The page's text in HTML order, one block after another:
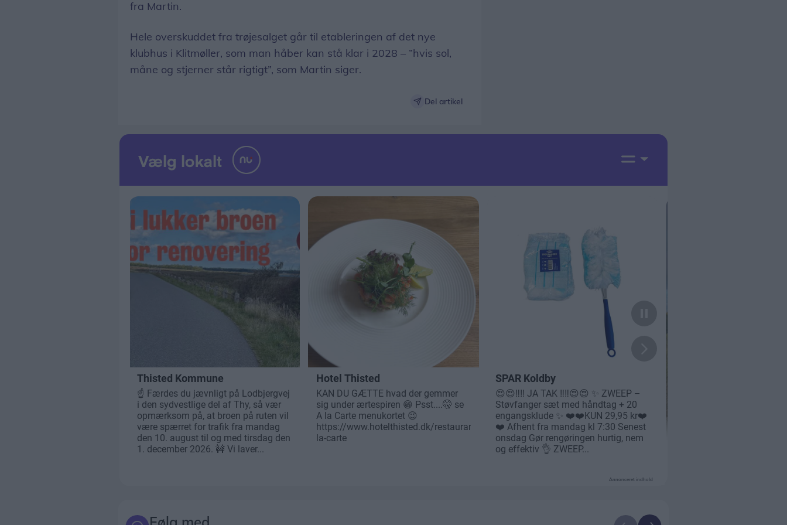
fra Martin.
Hele overskuddet fra trøjesalget går til etableringen af det nye
klubhus i Klitmøller, som man håber kan stå klar i 2028 – ”hvis sol,
måne og stjerner står rigtigt”, som Martin siger.
Del artikel
Annonceret indhold